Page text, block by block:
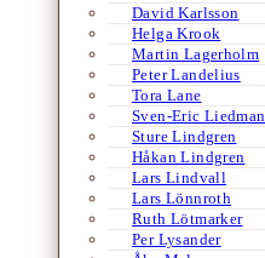
David Karlsson
Helga Krook
Martin Lagerholm
Peter Landelius
Tora Lane
Sven-Eric Liedman
Sture Lindgren
Håkan Lindgren
Lars Lindvall
Lars Lönnroth
Ruth Lötmarker
Per Lysander